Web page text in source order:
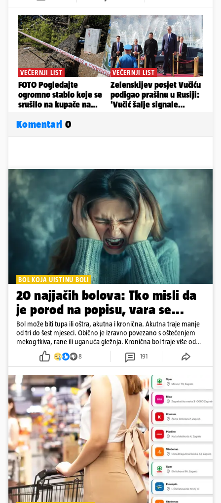
Komentari 0
BOL KOJA UISTINU BOLI
20 najjačih bolova: Tko misli da
je porod na popisu, vara se...
Bol može biti tupa ili oštra, akutna i kronična. Akutna traje manje
od tri do šest mjeseci. Obično je izravno povezano s oštećenjem
mekog tkiva, rane ili uganuća gležnja. Kronična bol traje više od
šest mjeseci
8 191